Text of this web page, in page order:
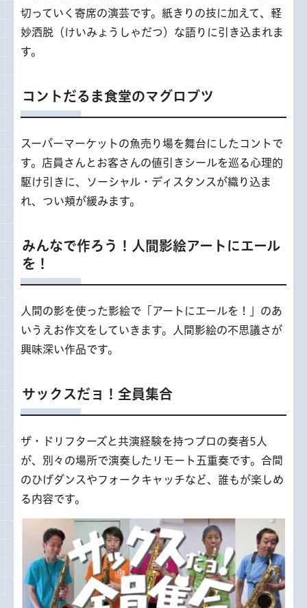
切っていく寄席の演芸です。紙きりの技に加えて、軽
妙洒脱（けいみょうしゃだつ）な語りに引き込まれま
す。
コントだるま食堂のマグロブツ
スーパーマーケットの魚売り場を舞台にしたコントで
す。店員さんとお客さんの値引きシールを巡る心理的
駆け引きに、ソーシャル・ディスタンスが織り込ま
れ、つい頬が緩みます。
みんなで作ろう！人間影絵アートにエール
を！
人間の影を使った影絵で「アートにエールを！」のあ
いうえお作文をしていきます。人間影絵の不思議さが
興味深い作品です。
サックスだョ！全員集合
ザ・ドリフターズと共演経験を持つプロの奏者5人
が、別々の場所で演奏したリモート五重奏です。合間
のひげダンスやフォークキャッチなど、誰もが楽しめ
る内容です。